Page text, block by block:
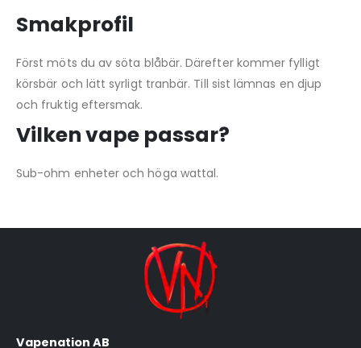
Smakprofil
Först möts du av söta blåbär. Därefter kommer fylligt
körsbär och lätt syrligt tranbär. Till sist lämnas en djup
och fruktig eftersmak.
Vilken vape passar?
Sub-ohm enheter och höga wattal.
Vapenation AB